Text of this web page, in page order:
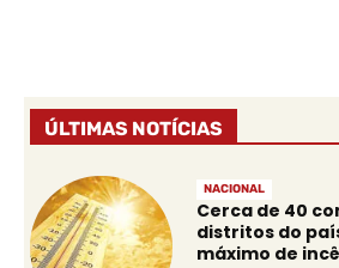
ÚLTIMAS NOTÍCIAS
NACIONAL
Cerca de 40
distritos do
máximo de